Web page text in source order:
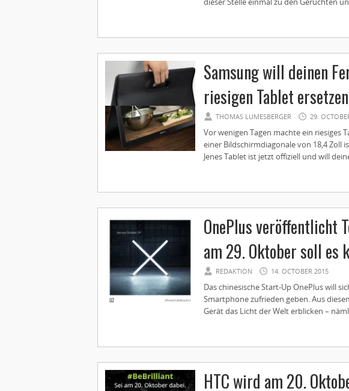
Samsung will deinen
riesigen Tablet ersetzen
THOMAS LUMESBERGER 29.
Vor wenigen Tagen machte ein riesiges
einer Bildschirmdiagonale von 18,4 Zoll
Jenes Tablet ist jetzt offiziell und will
OnePlus veröffentlicht
am 29. Oktober soll es
REDAKTION 14. OCTOBER 2015
Das chinesische Start-Up OnePlus will
Smartphone zufrieden geben. Aus
Gerät das Licht der Welt erblicken –
HTC wird am 20.